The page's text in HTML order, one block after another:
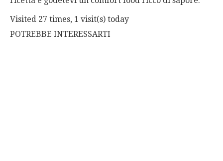
Visited 27 times, 1 visit(s) today
POTREBBE INTERESSARTI